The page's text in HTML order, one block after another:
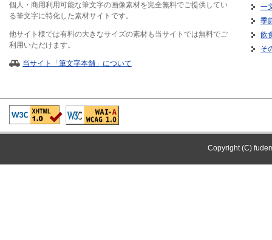
個人・商用利用可能な筆文字の画像素材を完全無料でご提供してい
る筆文字に特化した素材サイトです。
他サイト様では有料の大きなサイズの素材も当サイトでは無料でご
利用いただけます。
当サイト「筆文字本舗」について
一
季
飲
そ
Copyright (C)